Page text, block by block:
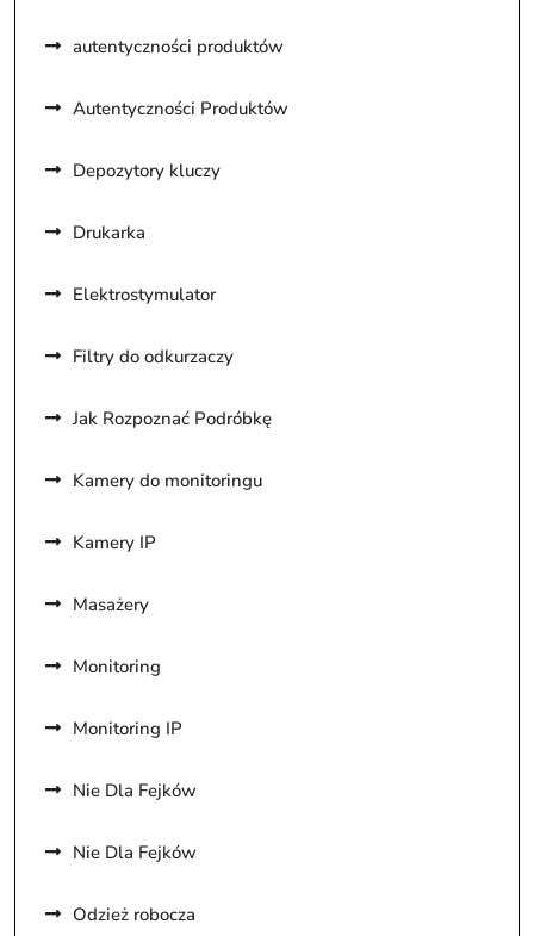
autentyczności produktów
Autentyczności Produktów
Depozytory kluczy
Drukarka
Elektrostymulator
Filtry do odkurzaczy
Jak Rozpoznać Podróbkę
Kamery do monitoringu
Kamery IP
Masażery
Monitoring
Monitoring IP
Nie Dla Fejków
Nie Dla Fejków
Odzież robocza